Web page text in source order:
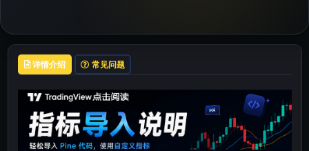
详情介绍 常见问题